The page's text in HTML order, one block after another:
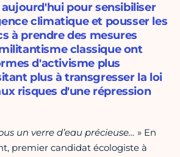
pour sensibiliser
climatique et pousser les
à prendre des mesures
classique ont
d'activisme plus
plus à transgresser la loi
risques d'une répression
un verre d’eau précieuse… » En
premier candidat écologiste à